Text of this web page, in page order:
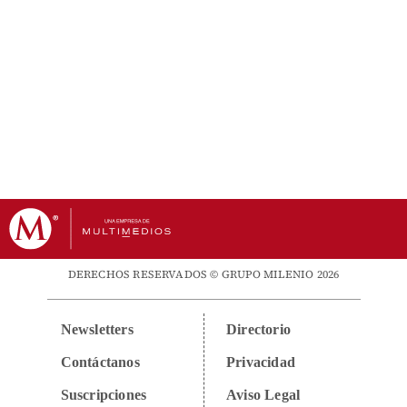
DERECHOS RESERVADOS © GRUPO MILENIO 2026
Newsletters
Contáctanos
Suscripciones
Directorio
Privacidad
Aviso Legal